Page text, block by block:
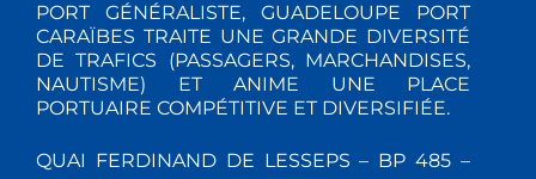
PORT GÉNÉRALISTE, GUADELOUPE PORT
CARAÏBES TRAITE UNE GRANDE DIVERSITÉ
DE TRAFICS (PASSAGERS, MARCHANDISES,
NAUTISME) ET ANIME UNE PLACE
PORTUAIRE COMPÉTITIVE ET DIVERSIFIÉE.
QUAI FERDINAND DE LESSEPS – BP 485 –